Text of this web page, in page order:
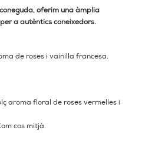
oferim una àmplia
a autèntics coneixedors.
de roses i vainilla francesa.
aroma floral de roses vermelles i
cos mitjà.